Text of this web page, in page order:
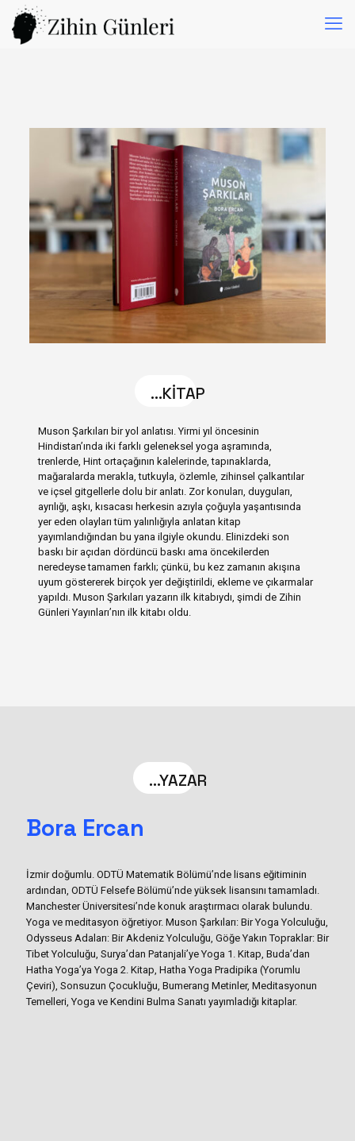
...KİTAP
Muson Şarkıları bir yol anlatısı. Yirmi yıl öncesinin
Hindistan’ında iki farklı geleneksel yoga aşramında,
trenlerde, Hint ortaçağının kalelerinde, tapınaklarda,
mağaralarda merakla, tutkuyla, özlemle, zihinsel çalkantılar
ve içsel gitgellerle dolu bir anlatı. Zor konuları, duyguları,
ayrılığı, aşkı, kısacası herkesin azıyla çoğuyla yaşantısında
yer eden olayları tüm yalınlığıyla anlatan kitap
yayımlandığından bu yana ilgiyle okundu. Elinizdeki son
baskı bir açıdan dördüncü baskı ama öncekilerden
neredeyse tamamen farklı; çünkü, bu kez zamanın akışına
uyum göstererek birçok yer değiştirildi, ekleme ve çıkarmalar
yapıldı. Muson Şarkıları yazarın ilk kitabıydı, şimdi de Zihin
Günleri Yayınları’nın ilk kitabı oldu.
...YAZAR
Bora Ercan
İzmir doğumlu. ODTÜ Matematik Bölümü’nde lisans eğitiminin
ardından, ODTÜ Felsefe Bölümü’nde yüksek lisansını tamamladı.
Manchester Üniversitesi’nde konuk araştırmacı olarak bulundu.
Yoga ve meditasyon öğretiyor. Muson Şarkıları: Bir Yoga Yolculuğu,
Odysseus Adaları: Bir Akdeniz Yolculuğu, Göğe Yakın Topraklar: Bir
Tibet Yolculuğu, Surya’dan Patanjali’ye Yoga 1. Kitap, Buda’dan
Hatha Yoga’ya Yoga 2. Kitap, Hatha Yoga Pradipika (Yorumlu
Çeviri), Sonsuzun Çocukluğu, Bumerang Metinler, Meditasyonun
Temelleri, Yoga ve Kendini Bulma Sanatı yayımladığı kitaplar.